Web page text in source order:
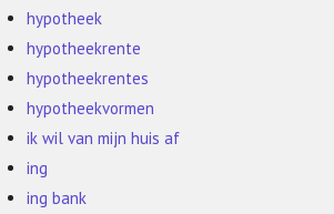
hypotheek
hypotheekrente
hypotheekrentes
hypotheekvormen
ik wil van mijn huis af
ing
ing bank